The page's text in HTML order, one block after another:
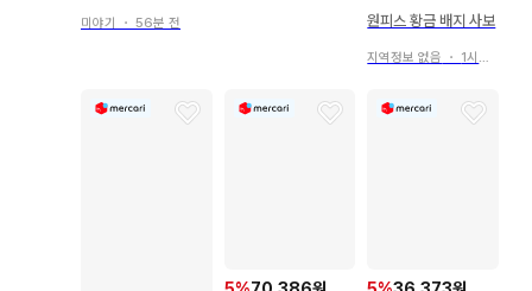
미야기 ・ 56분 전 원피스 황금 배지 사보
지역정보 없음 ・ 1시간 전